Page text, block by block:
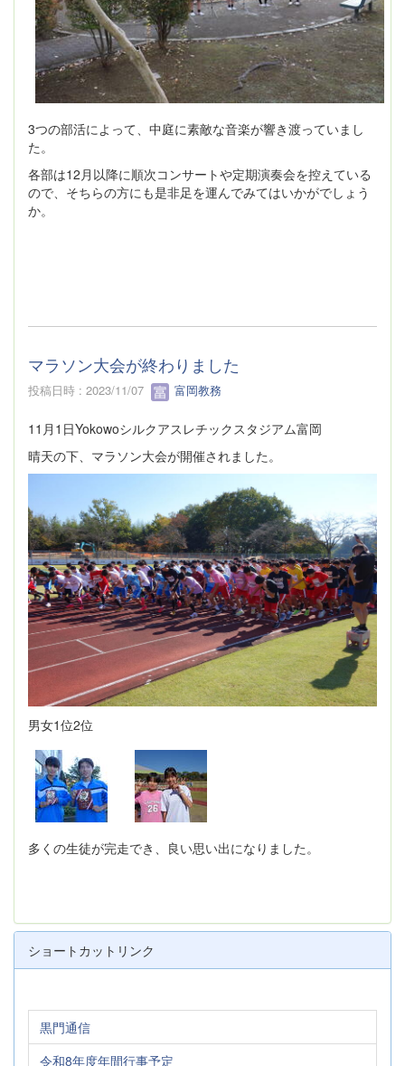
3つの部活によって、中庭に素敵な音楽が響き渡っていまし
た。
各部は12月以降に順次コンサートや定期演奏会を控えている
ので、そちらの方にも是非足を運んでみてはいかがでしょう
か。
マラソン大会が終わりました
投稿日時 : 2023/11/07 富岡教務
11月1日Yokowoシルクアスレチックスタジアム富岡
晴天の下、マラソン大会が開催されました。
男女1位2位
多くの生徒が完走でき、良い思い出になりました。
ショートカットリンク
黒門通信
令和8年度年間行事予定